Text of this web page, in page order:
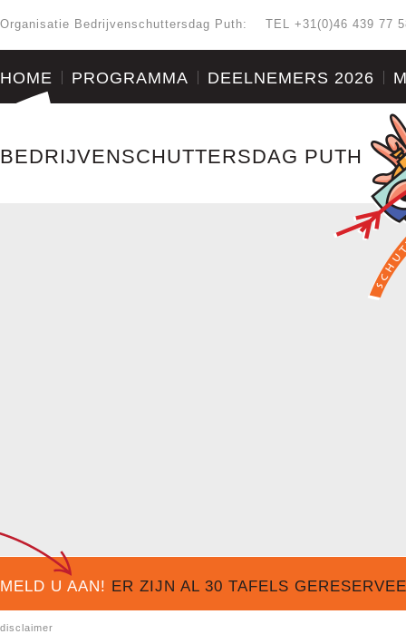
Organisatie Bedrijvenschuttersdag Puth: TEL +31(0)46 439 77
HOME PROGRAMMA DEELNEMERS 2026
BEDRIJVENSCHUTTERSDAG PUTH
MELD U AAN! ER ZIJN AL 30 TAFELS
disclaimer